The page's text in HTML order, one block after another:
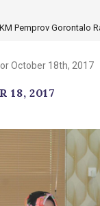
SMA Unggul
October 18th, 2017
18, 2017